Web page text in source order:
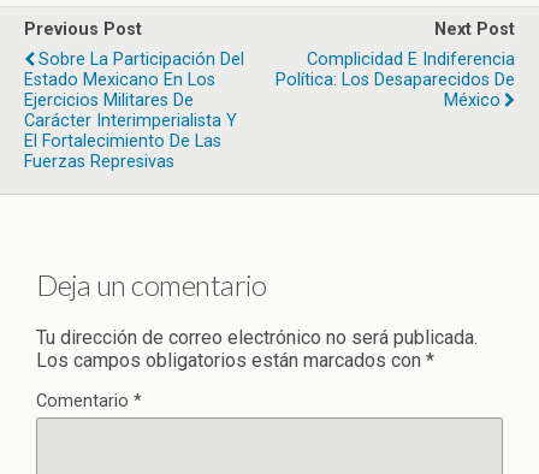
Previous Post
Sobre La Participación Del
Estado Mexicano En Los
Ejercicios Militares De
Carácter Interimperialista Y
El Fortalecimiento De Las
Fuerzas Represivas
Next Post
Complicidad E Indiferencia
Política: Los Desaparecidos De
México
Deja un comentario
Tu dirección de correo electrónico no será publicada.
Los campos obligatorios están marcados con *
Comentario *